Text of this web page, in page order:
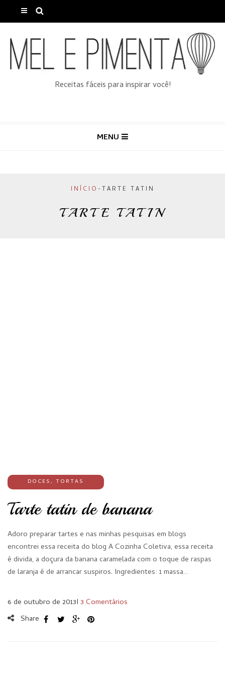
Receitas fáceis para inspirar você!
MENU
INÍCIO -TARTE TATIN
TARTE TATIN
DOCES, TORTAS
Tarte tatin de banana
Adoro preparar tartes e nas minhas pesquisas em blogs
encontrei essa receita do blog A Cozinha Coletiva, essa receita
é divida, a doçura da banana caramelada com o toque de raspas
de laranja é de arrancar suspiros. Ingredientes: 1 massa…
6 de outubro de 2013I 3 Comentários
Share